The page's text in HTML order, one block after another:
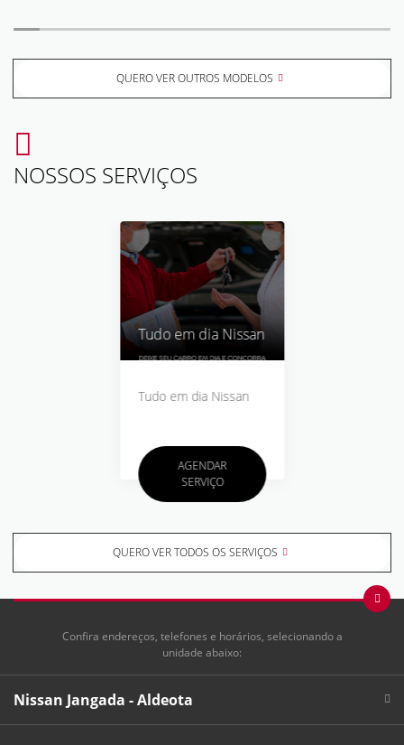
QUERO VER OUTROS MODELOS
NOSSOS SERVIÇOS
Tudo em dia Nissan
Tudo em dia Nissan
AGENDAR
SERVIÇO
QUERO VER TODOS OS SERVIÇOS
Confira endereços, telefones e horários, selecionando a
unidade abaixo:
Nissan Jangada - Aldeota